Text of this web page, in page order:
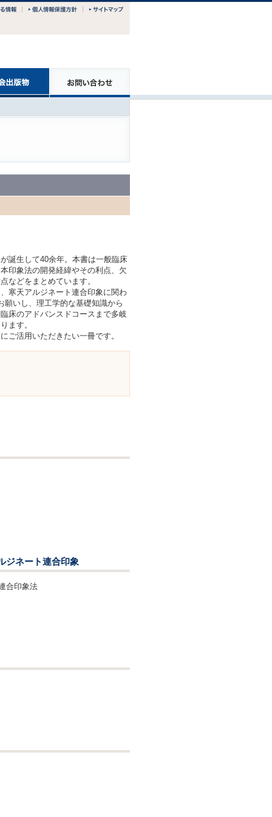
誕生して40余年。本書は一般臨床
印象法の開発経緯やその利点、欠
などをまとめています。
寒天アルジネート連合印象に関わ
願いし、理工学的な基礎知識から
床のアドバンスドコースまで多岐
ます。
ご活用いただきたい一冊です。
ジネート連合印象
合印象法